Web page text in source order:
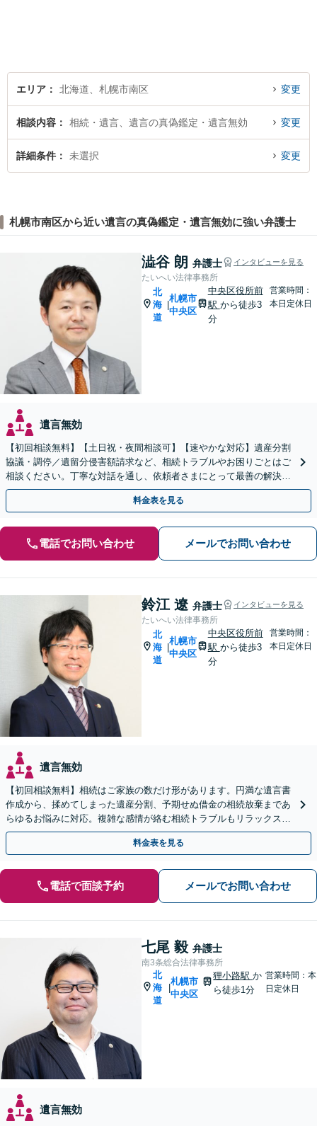
エリア 北海道、札幌市南区 変更
相談内容 相続・遺言、遺言の真偽鑑定・遺言無効 変更
詳細条件 未選択 変更
札幌市南区から近い遺言の真偽鑑定・遺言無効に強い弁護士
澁谷 朗 弁護士 インタビューを見る
たいへい法律事務所
北
海
道
札幌市
中央区
中央区役所前
駅 から徒歩3
分
営業時間：
本日定休日
遺言無効
【初回相談無料】【土日祝・夜間相談可】【速やかな対応】遺産分割
協議・調停／遺留分侵害額請求など、相続トラブルやお困りごとはご
相談ください。丁寧な対話を通し、依頼者さまにとって最善の解決を
目指します。
料金表を見る
電話でお問い合わせ メールでお問い合わせ
鈴江 遼 弁護士 インタビューを見る
たいへい法律事務所
北
海
道
札幌市
中央区
中央区役所前
駅 から徒歩3
分
営業時間：
本日定休日
遺言無効
【初回相談無料】相続はご家族の数だけ形があります。円満な遺言書
作成から、揉めてしまった遺産分割、予期せぬ借金の相続放棄まであ
らゆるお悩みに対応。複雑な感情が絡む相続トラブルもリラックスし
てお話しいただけます。WEB面談可。
料金表を見る
電話で面談予約 メールでお問い合わせ
七尾 毅 弁護士
南3条総合法律事務所
北
海
道
札幌市
中央区
狸小路駅か
ら徒歩1分
営業時間：本
日定休日
遺言無効